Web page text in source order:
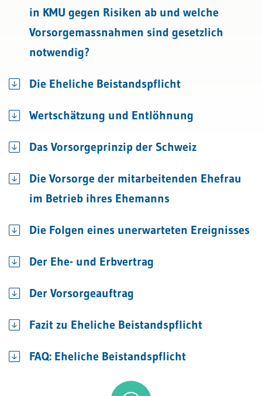
in KMU gegen Risiken ab und welche
Vorsorgemassnahmen sind gesetzlich
notwendig?
Die Eheliche Beistandspflicht
Wertschätzung und Entlöhnung
Das Vorsorgeprinzip der Schweiz
Die Vorsorge der mitarbeitenden Ehefrau
im Betrieb ihres Ehemanns
Die Folgen eines unerwarteten Ereignisses
Der Ehe- und Erbvertrag
Der Vorsorgeauftrag
Fazit zu Eheliche Beistandspflicht
FAQ: Eheliche Beistandspflicht